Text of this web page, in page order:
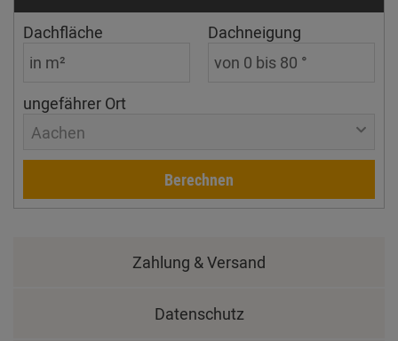
Dachfläche Dachneigung
ungefährer Ort
Aachen
Berechnen
Zahlung & Versand
Datenschutz